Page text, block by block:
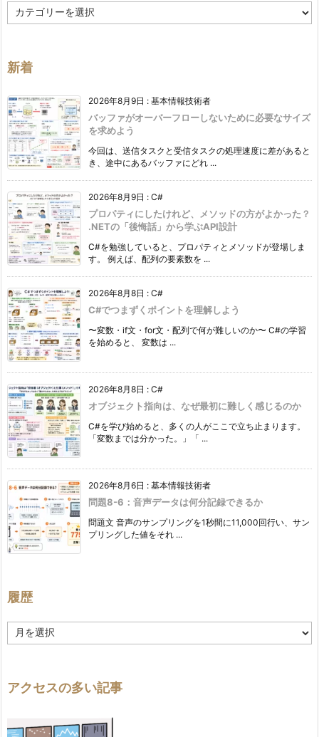
テ
ー
新着
2026年8月9日 : 基本情報技術者
バッファがオーバーフローしないために必要なサイズ
を求めよう
今回は、送信タスクと受信タスクの処理速度に差があると
き、途中にあるバッファにどれ ...
2026年8月9日 : C#
プロパティにしたけれど、メソッドの方がよかった？
.NETの「後悔話」から学ぶAPI設計
C#を勉強していると、プロパティとメソッドが登場しま
す。 例えば、配列の要素数を ...
2026年8月8日 : C#
C#でつまずくポイントを理解しよう
〜変数・if文・for文・配列で何が難しいのか〜 C#の学習
を始めると、 変数は ...
2026年8月8日 : C#
オブジェクト指向は、なぜ最初に難しく感じるのか
C#を学び始めると、多くの人がここで立ち止まります。
「変数までは分かった。」「 ...
2026年8月6日 : 基本情報技術者
問題8-6：音声データは何分記録できるか
問題文 音声のサンプリングを1秒間に11,000回行い、サン
プリングした値をそれ ...
履歴
歴
アクセスの多い記事